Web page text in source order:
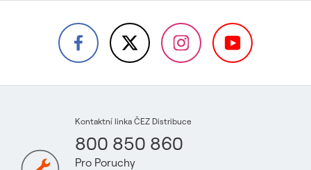
Kontaktní linka ČEZ Distribuce
800 850 860
Pro Poruchy